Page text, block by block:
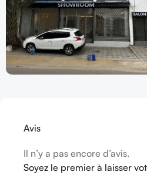
Avis
Il n’y a pas encore d’avis.
Soyez le premier à laisser